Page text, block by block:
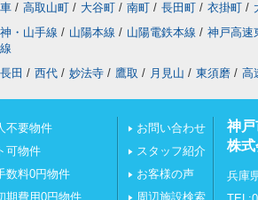
車 / 高取山町 / 大谷町 / 南町 / 長田町 / 衣掛町 /
・山手線 / 山陽本線 / 山陽電鉄本線 / 神戸高速
田 / 西代 / 妙法寺 / 鷹取 / 月見山 / 東須磨 / 高
不要物件
可物件
数料0円物件
期費用0円物件
お問い合わせ
スタッフ紹介
お客様の声
周辺施設検索
神戸
株
兵庫